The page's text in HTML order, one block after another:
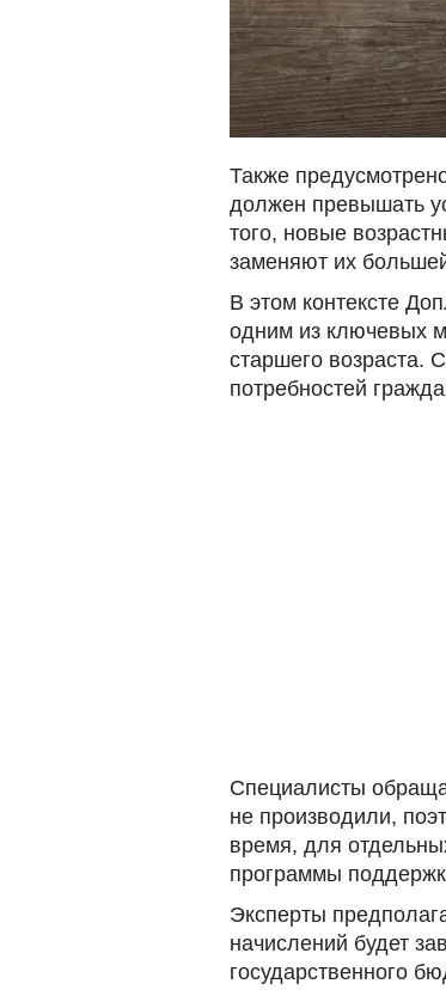
Также
должен превышать
того, новые
заменяют их
В этом контексте
одним из ключевых
старшего возраста.
потребностей
Специалисты
не производили,
время, для
программы
Эксперты
начислений будет
государственного